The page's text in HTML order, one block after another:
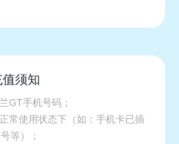
须知
GT手机号码；
常使用状态下（如：手机卡已插
等）；